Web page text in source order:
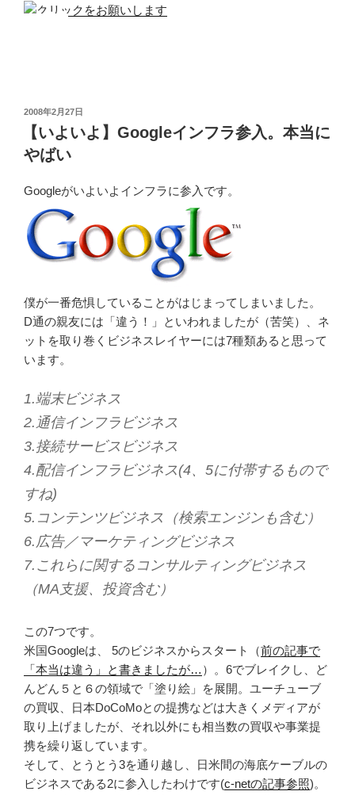
投
日:
2008年2月27日
【いよいよ】Googleインフラ参入。本当に
やばい
Googleがいよいよインフラに参入です。
僕が一番危惧していることがはじまってしまいました。
D通の親友には「違う！」といわれましたが（苦笑）、ネ
ットを取り巻くビジネスレイヤーには7種類あると思って
います。
1.端末ビジネス
2.通信インフラビジネス
3.接続サービスビジネス
4.配信インフラビジネス(4、5に付帯するもので
すね)
5.コンテンツビジネス（検索エンジンも含む）
6.広告／マーケティングビジネス
7.これらに関するコンサルティングビジネス
（MA支援、投資含む）
この7つです。
米国Googleは、 5のビジネスからスタート（前の記事で
「本当は違う」と書きましたが… ）。6でブレイクし、ど
んどん５と６の領域で「塗り絵」を展開。ユーチューブ
の買収、日本DoCoMoとの提携などは大きくメディアが
取り上げましたが、それ以外にも相当数の買収や事業提
携を繰り返しています。
そして、とうとう3を通り越し、日米間の海底ケーブルの
ビジネスである2に参入したわけです(c-netの記事参照)。